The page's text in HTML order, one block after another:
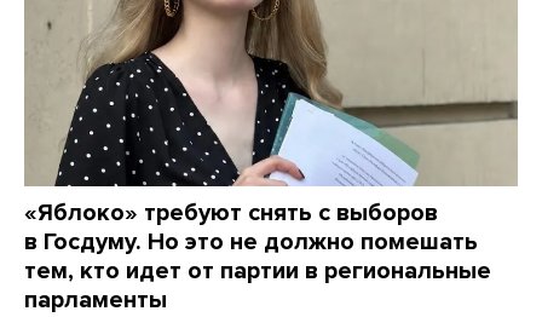
«Яблоко» требуют снять с выборов
в Госдуму. Но это не должно помешать
тем, кто идет от партии в региональные
парламенты